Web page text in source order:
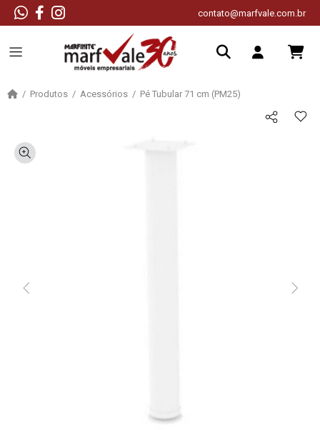
contato@marfvale.com.br
Produtos Acessórios Pé Tubular 71 cm (PM25)